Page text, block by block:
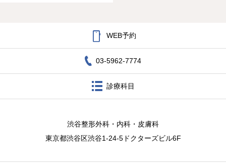
 WEB予約
03-5962-7774
診療科目
渋谷整形外科・内科・皮膚科
東京都渋谷区渋谷1-24-5ドクターズビル6F